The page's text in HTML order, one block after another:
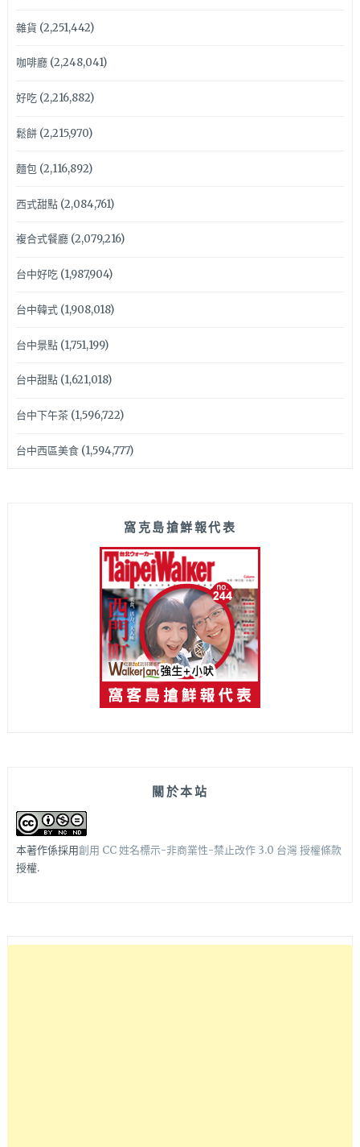
雜貨 (2,251,442)
咖啡廳(2,248,041)
好吃(2,216,882)
鬆餅(2,215,970)
麵包(2,116,892)
西式甜點(2,084,761)
複合式餐廳(2,079,216)
台中好吃(1,987,904)
台中韓式(1,908,018)
台中景點(1,751,199)
台中甜點(1,621,018)
台中下午茶(1,596,722)
台中西區美食(1,594,777)
窩克島搶鮮報代表
關於本站
本著作係採用創用 CC 姓名標示-非商業性-禁止改作 3.0 台灣 授權條款
授權.